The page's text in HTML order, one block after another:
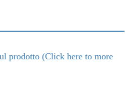
prodotto (Click here to more